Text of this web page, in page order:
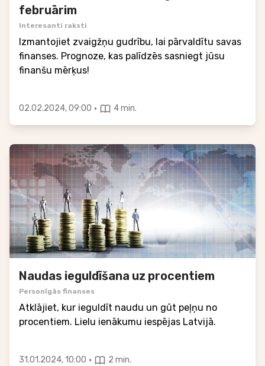
februārim
Interesanti raksti
Izmantojiet zvaigžņu gudrību, lai pārvaldītu savas
finanses. Prognoze, kas palīdzēs sasniegt jūsu
finanšu mērķus!
02.02.2024, 09:00 · 4 min.
Naudas ieguldīšana uz procentiem
Personīgās finanses
Atklājiet, kur ieguldīt naudu un gūt peļņu no
procentiem. Lielu ienākumu iespējas Latvijā.
31.01.2024, 10:00 · 2 min.